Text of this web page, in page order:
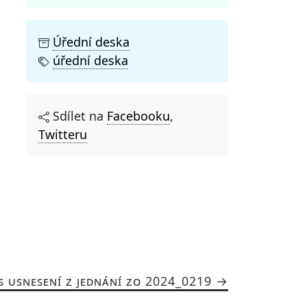
Úřední deska
úřední deska
Sdílet na Facebooku,
Twitteru
USNESENÍ Z JEDNÁNÍ ZO 2024_0219